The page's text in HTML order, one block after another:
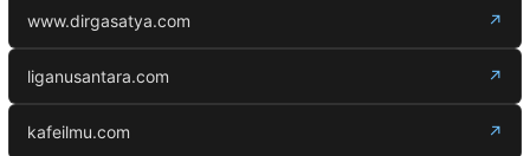
www.dirgasatya.com ↗
liganusantara.com ↗
kafeilmu.com ↗